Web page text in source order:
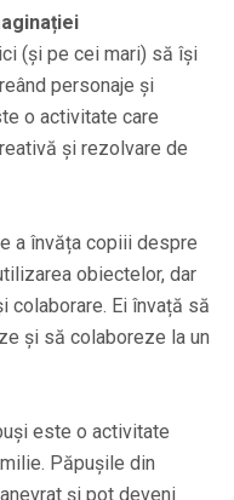
(și pe cei mari) să își
personaje și
o activitate care
și rezolvare de
a învăța copiii despre
obiectelor, dar
colaborare. Ei învață să
și să colaboreze la un
este o activitate
Păpușile din
și pot deveni